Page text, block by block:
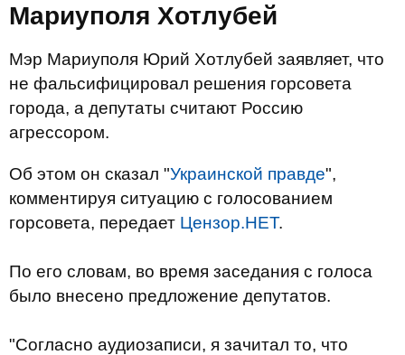
Мариуполя Хотлубей
Мэр Мариуполя Юрий Хотлубей заявляет, что
не фальсифицировал решения горсовета
города, а депутаты считают Россию
агрессором.
Об этом он сказал "Украинской правде",
комментируя ситуацию с голосованием
горсовета, передает Цензор.НЕТ.
По его словам, во время заседания с голоса
было внесено предложение депутатов.
"Согласно аудиозаписи, я зачитал то, что